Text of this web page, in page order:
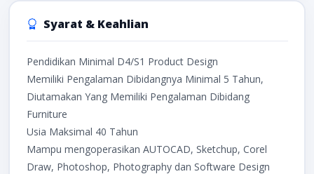
Syarat & Keahlian
Pendidikan Minimal D4/S1 Product Design
Memiliki Pengalaman Dibidangnya Minimal 5 Tahun,
Diutamakan Yang Memiliki Pengalaman Dibidang
Furniture
Usia Maksimal 40 Tahun
Mampu mengoperasikan AUTOCAD, Sketchup, Corel
Draw, Photoshop, Photography dan Software Design